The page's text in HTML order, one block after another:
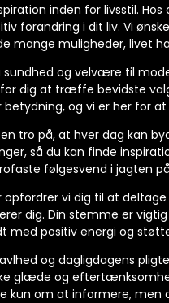
inden for livsstil.
forandring i dit liv. Vi
mange muligheder, livet
og velvære til
dig at træffe bevidste
og vi er her for
tro på, at hver dag kan
så du kan finde
følgesvend i jagten
vi dig til at deltage
dig. Din stemme er
med positiv energi og
og dagligdagens
glæde og
kun om at informere,